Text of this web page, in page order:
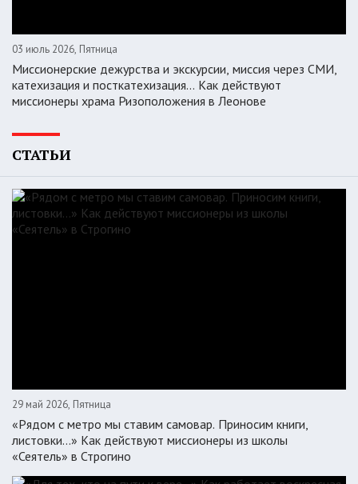
03 июль 2026, Пятница
Миссионерские дежурства и экскурсии, миссия через СМИ,
катехизация и посткатехизация… Как действуют
миссионеры храма Ризоположения в Леонове
СТАТЬИ
29 май 2026, Пятница
«Рядом с метро мы ставим самовар. Приносим книги,
листовки…» Как действуют миссионеры из школы
«Сеятель» в Строгино